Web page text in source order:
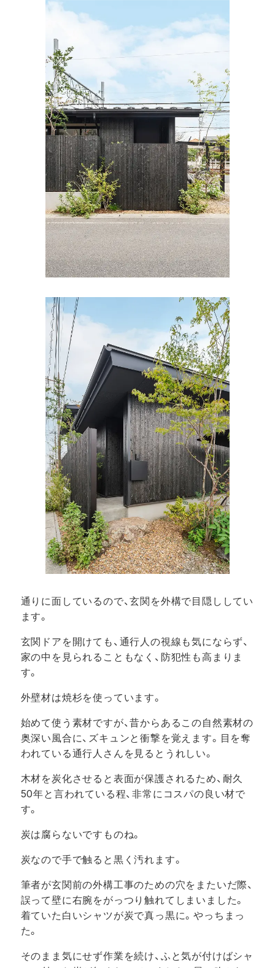
通りに面しているので、玄関を外構で目隠ししてい
ます。
玄関ドアを開けても、通行人の視線も気にならず、
家の中を見られることもなく、防犯性も高まりま
す。
外壁材は焼杉を使っています。
始めて使う素材ですが、昔からあるこの自然素材の
奥深い風合に、ズキュンと衝撃を覚えます。目を奪
われている通行人さんを見るとうれしい。
木材を炭化させると表面が保護されるため、耐久
50年と言われている程、非常にコスパの良い材で
す。
炭は腐らないですものね。
炭なので手で触ると黒く汚れます。
筆者が玄関前の外構工事のための穴をまたいだ際、
誤って壁に右腕をがっつり触れてしまいました。
着ていた白いシャツが炭で真っ黒に。やっちまっ
た。
そのまま気にせず作業を続け、ふと気が付けばシャ